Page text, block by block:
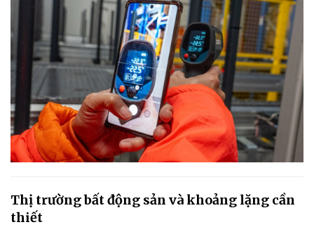
Thị trường bất động sản và khoảng lặng cần
thiết